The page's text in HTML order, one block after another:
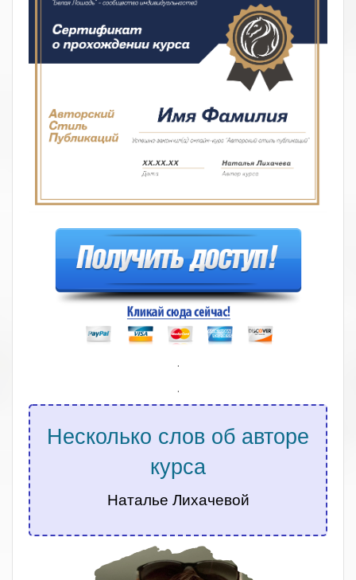
.
.
Несколько слов об авторе
курса
Наталье Лихачевой